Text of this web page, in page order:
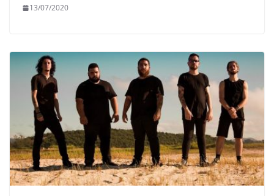
13/07/2020